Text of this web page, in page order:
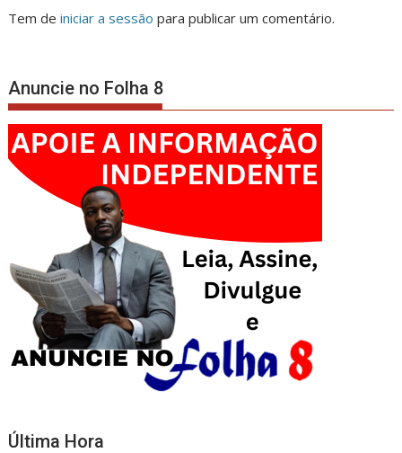
Tem deiniciar a sessão para publicar um comentário.
Anuncie no Folha 8
Última Hora